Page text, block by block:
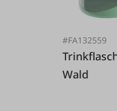
#FA132559
Wald